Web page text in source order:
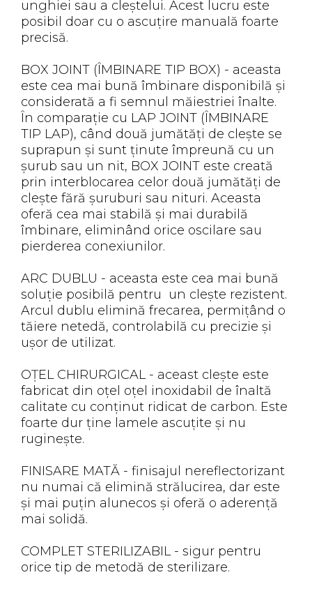
unghiei sau a cleștelui. Acest lucru este
posibil doar cu o ascuțire manuală foarte
precisă.
BOX JOINT (ÎMBINARE TIP BOX) - aceasta
este cea mai bună îmbinare disponibilă și
considerată a fi semnul măiestriei înalte.
În comparație cu LAP JOINT (ÎMBINARE
TIP LAP), când două jumătăți de clește se
suprapun și sunt ținute împreună cu un
șurub sau un nit, BOX JOINT este creată
prin interblocarea celor două jumătăți de
clește fără șuruburi sau nituri. Aceasta
oferă cea mai stabilă și mai durabilă
îmbinare, eliminând orice oscilare sau
pierderea conexiunilor.
ARC DUBLU - aceasta este cea mai bună
soluție posibilă pentru un clește rezistent.
Arcul dublu elimină frecarea, permițând o
tăiere netedă, controlabilă cu precizie și
ușor de utilizat.
OȚEL CHIRURGICAL - aceast clește este
fabricat din oțel oțel inoxidabil de înaltă
calitate cu conținut ridicat de carbon. Este
foarte dur ține lamele ascuțite și nu
ruginește.
FINISARE MATĂ - finisajul nereflectorizant
nu numai că elimină strălucirea, dar este
și mai puțin alunecos și oferă o aderență
mai solidă.
COMPLET STERILIZABIL - sigur pentru
orice tip de metodă de sterilizare.